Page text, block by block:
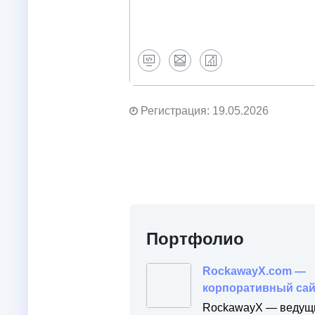
Регистрация: 19.05.2026
Портфолио
RockawayX.com —
корпоративный
крипто‑венчурного
RockawayX —